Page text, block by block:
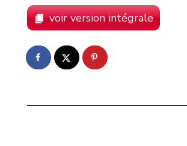
voir version intégrale